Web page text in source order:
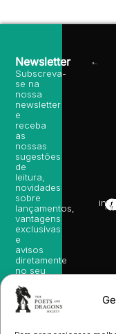
Newsletter
Subscreva-
se na
nossa
newsletter
e
receba
as
nossas
sugestões
de
leitura,
novidades
sobre
lançamentos,
vantagens
exclusivas
e
avisos
diretamente
no seu
Subscrever